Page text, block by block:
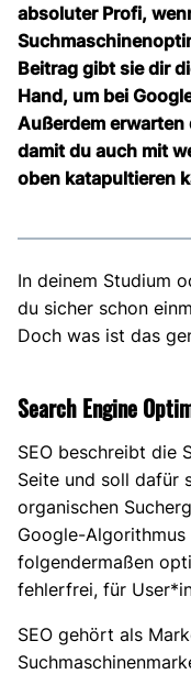
absoluter Profi,
Beitrag gibt sie dir
Hand, um bei
Außerdem
damit du auch mit
oben katapultieren
In deinem Studium
du sicher schon
Doch was ist das
Search Engine
SEO beschreibt die
Seite und soll dafür
organischen
Google-
folgendermaßen
fehlerfrei, für
SEO gehört als